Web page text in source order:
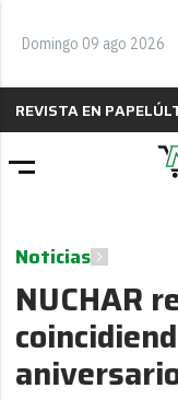
Domingo 09 ago 2026
REVISTA EN PAPEL
Noticias
NUCHAR